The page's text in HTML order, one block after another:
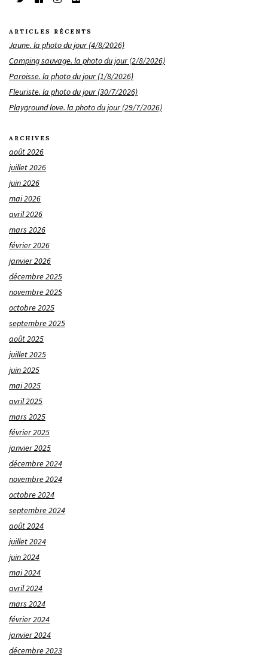
ARTICLES RÉCENTS
Jaune. la photo du jour (4/8/2026)
Camping sauvage. la photo du jour (2/8/2026)
Paroisse. la photo du jour (1/8/2026)
Fleuriste. la photo du jour (30/7/2026)
Playground love. la photo du jour (29/7/2026)
ARCHIVES
août 2026
juillet 2026
juin 2026
mai 2026
avril 2026
mars 2026
février 2026
janvier 2026
décembre 2025
novembre 2025
octobre 2025
septembre 2025
août 2025
juillet 2025
juin 2025
mai 2025
avril 2025
mars 2025
février 2025
janvier 2025
décembre 2024
novembre 2024
octobre 2024
septembre 2024
août 2024
juillet 2024
juin 2024
mai 2024
avril 2024
mars 2024
février 2024
janvier 2024
décembre 2023